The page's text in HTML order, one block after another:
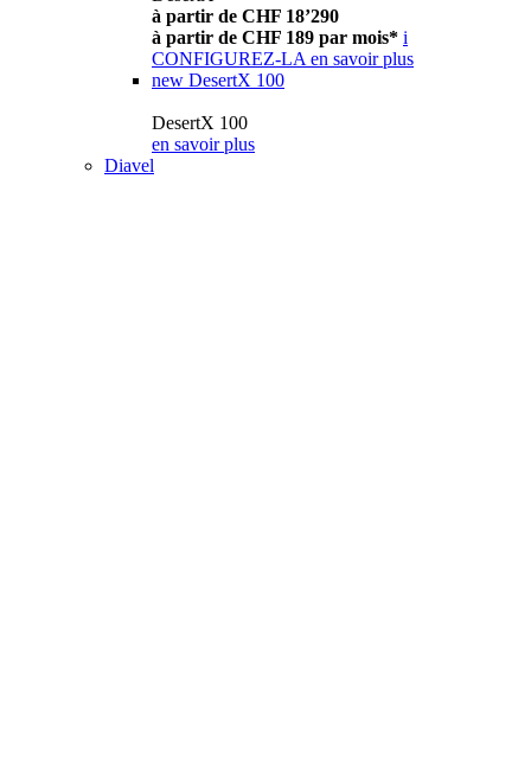
à partir de CHF 18’290
à partir de CHF 189 par mois* i
CONFIGUREZ-LA en savoir plus
new DesertX 100
DesertX 100
en savoir plus
Diavel